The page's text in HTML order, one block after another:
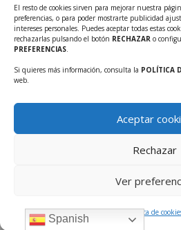
El resto de cookies sirven para mejorar nuestra
preferencias, o para poder mostrarte publicidad
intereses personales. Puedes aceptar todas estas
rechazarlas pulsando el botón RECHAZAR o
PREFERENCIAS.
Si quieres más información, consulta la POLÍTICA
web.
Aceptar
Rechazar
Ver
Política de
Cheque Inversión del INFO.
contratación de servicios de
Competitividad para apoyar
Inscripciones abiertas!!
Ayudas INFO para la
Innovación y Competitividad
Spanish